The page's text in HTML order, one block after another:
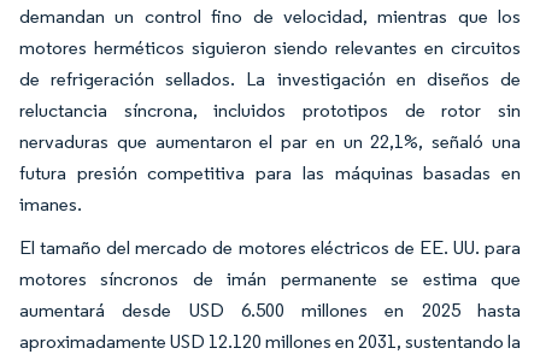
demandan un control fino de velocidad, mientras que los
motores herméticos siguieron siendo relevantes en circuitos
de refrigeración sellados. La investigación en diseños de
reluctancia síncrona, incluidos prototipos de rotor sin
nervaduras que aumentaron el par en un 22,1%, señaló una
futura presión competitiva para las máquinas basadas en
imanes.
El tamaño del mercado de motores eléctricos de EE. UU. para
motores síncronos de imán permanente se estima que
aumentará desde USD 6.500 millones en 2025 hasta
aproximadamente USD 12.120 millones en 2031, sustentando la